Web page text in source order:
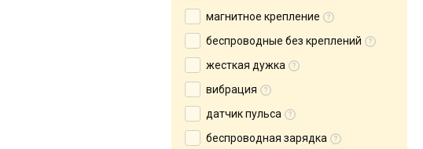
магнитное крепление
беспроводные без креплений
жесткая дужка
вибрация
датчик пульса
беспроводная зарядка